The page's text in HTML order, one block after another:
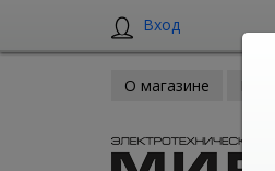
Вход
О магазине